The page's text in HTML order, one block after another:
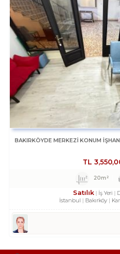
BAKIRKÖYDE MERKEZİ KONUM
TL
20m²
Satılık İş Yeri
İstanbul
Bakırköy